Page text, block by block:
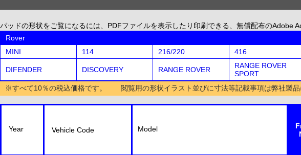
パッドの形状をご覧になるには、PDFファイルを表示したり印刷できる、無償配布のAdobe
Rover
MINI
114 216/220 416
DIFENDER DISCOVERY RANGE ROVER
RANGE ROVER
SPORT
※すべて10％の税込価格です。 閲覧用の形状イラスト並びに寸法等記載事項は弊社製品
Year Vehicle Code Model